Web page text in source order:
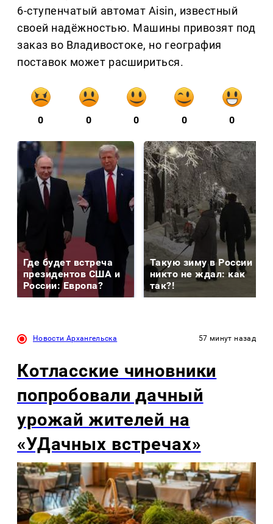
6-ступенчатый автомат Aisin, известный
своей надёжностью. Машины привозят под
заказ во Владивостоке, но география
поставок может расшириться.
0 0 0 0 0
Где будет встреча
президентов США и
России: Европа?
Такую зиму в России
никто не ждал: как
так?!
Новости Архангельска 57 минут назад
Котласские чиновники
попробовали дачный
урожай жителей на
«УДачных встречах»